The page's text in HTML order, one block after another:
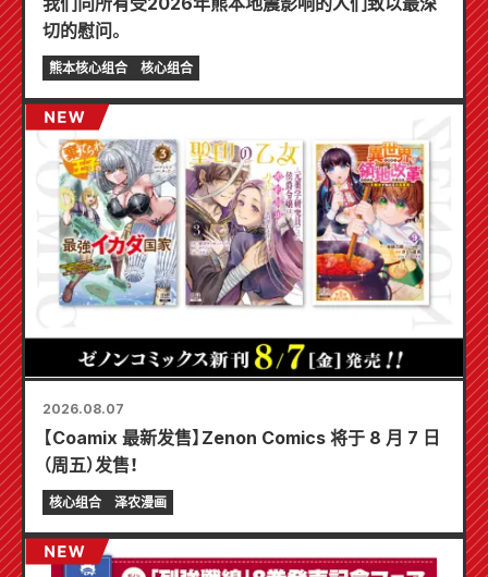
切的慰问。
熊本核心组合 核心组合
2026.08.07
【Coamix 最新发售】Zenon Comics 将于 8 月 7 日
（周五）发售！
核心组合 泽农漫画